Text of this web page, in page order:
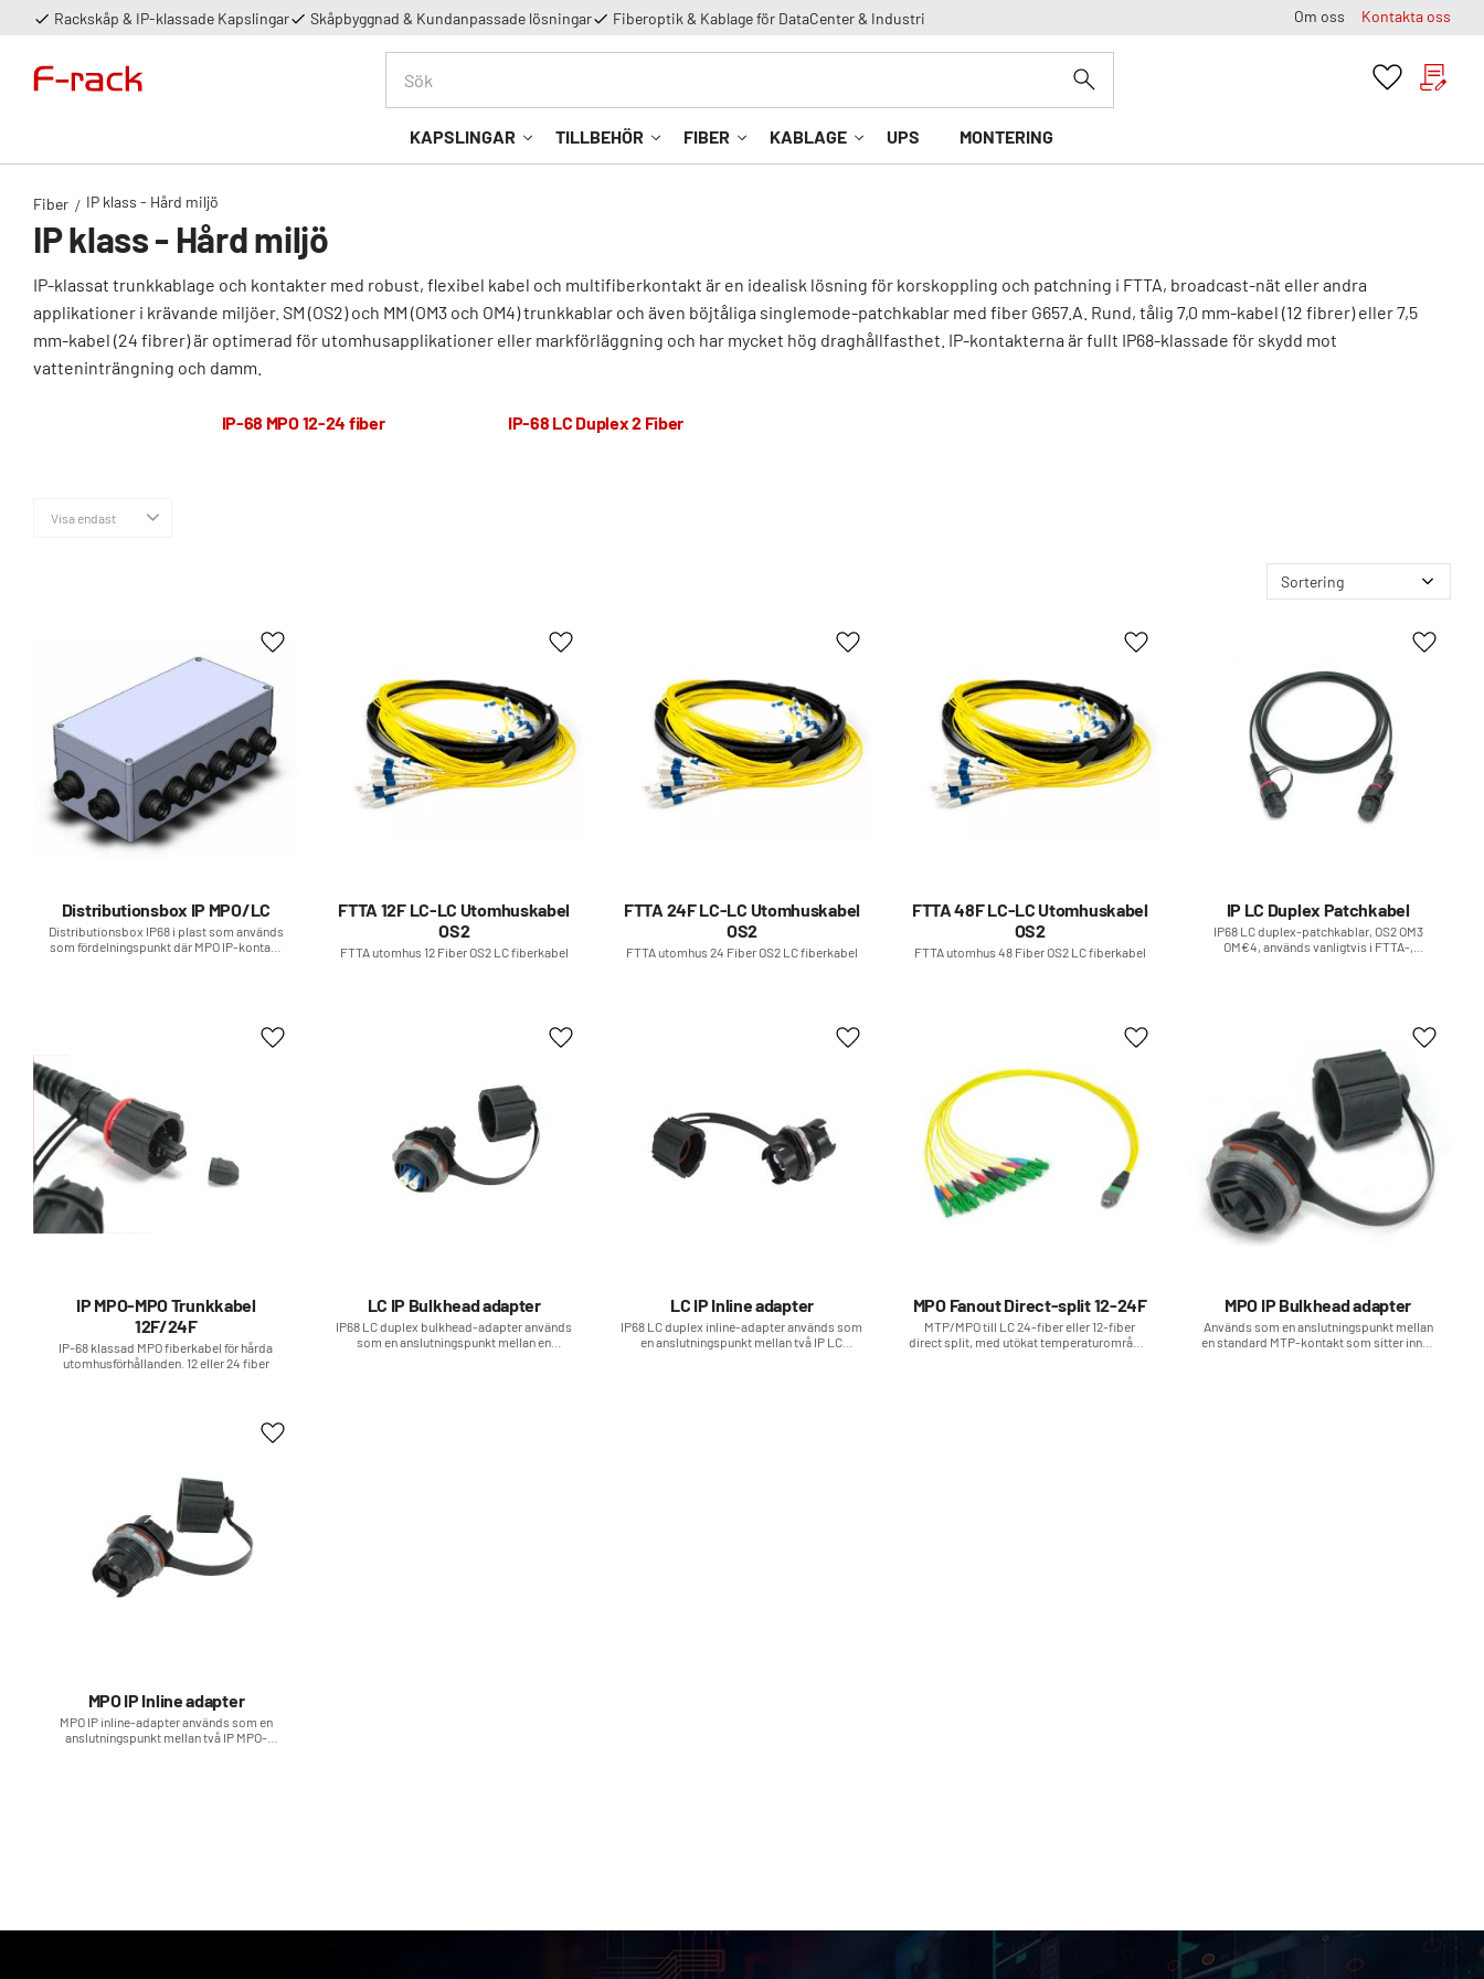
Om oss Kontakta oss
Rackskåp & IP-klassade Kapslingar Skåpbyggnad & Kundanpassade lösningar Fiberoptik & Kablage för DataCenter & Industri
Favoriter
KAPSLINGAR TILLBEHÖR FIBER KABLAGE UPS MONTERING
Fiber IP klass - Hård miljö
IP klass - Hård miljö
IP-klassat trunkkablage och kontakter med robust, flexibel kabel och multifiberkontakt är en idealisk lösning för korskoppling och patchning i FTTA, broadcast-nät eller andra
applikationer i krävande miljöer. SM (OS2) och MM (OM3 och OM4) trunkkablar och även böjtåliga singlemode-patchkablar med fiber G657.A. Rund, tålig 7,0 mm-kabel (12 fibrer) eller 7,5
mm-kabel (24 fibrer) är optimerad för utomhusapplikationer eller markförläggning och har mycket hög draghållfasthet. IP-kontakterna är fullt IP68-klassade för skydd mot
vatteninträngning och damm.
IP-68 MPO 12-24 fiber IP-68 LC Duplex 2 Fiber
Visa endast
Välj sortering
Distributionsbox IP MPO/LC
Distributionsbox IP68 i plast som används
som fördelningspunkt där MPO IP-kontakt
Lägg till i favoriter
FTTA 12F LC-LC Utomhuskabel
OS2
FTTA utomhus 12 Fiber OS2 LC fiberkabel
Lägg till i favoriter
FTTA 24F LC-LC Utomhuskabel
OS2
FTTA utomhus 24 Fiber OS2 LC fiberkabel
Lägg till i favoriter
FTTA 48F LC-LC Utomhuskabel
OS2
FTTA utomhus 48 Fiber OS2 LC fiberkabel
Lägg till i favoriter
IP LC Duplex Patchkabel
​IP68 LC duplex-patchkablar, OS2 OM3
OM€4, används vanligtvis i FTTA-,
Lägg
IP MPO-MPO Trunkkabel
12F/24F
IP-68 klassad MPO fiberkabel för hårda
utomhusförhållanden. 12 eller 24 fiber
Lägg till i favoriter
LC IP Bulkhead adapter
​IP68 LC duplex bulkhead-adapter används
som en anslutningspunkt mellan en
Lägg till i favoriter
LC IP Inline adapter
​IP68 LC duplex inline-adapter används som
en anslutningspunkt mellan två IP LC
Lägg till i favoriter
MPO Fanout Direct-split 12-24F
MTP/MPO till LC 24-fiber eller 12-fiber
direct split, med utökat temperaturområde,
Lägg till i favoriter
MPO IP Bulkhead adapter
Används som en anslutningspunkt mellan
en standard MTP-kontakt som sitter inne i
Lägg
MPO IP Inline adapter
​MPO IP inline-adapter används som en
anslutningspunkt mellan två IP MPO-
Lägg till i favoriter